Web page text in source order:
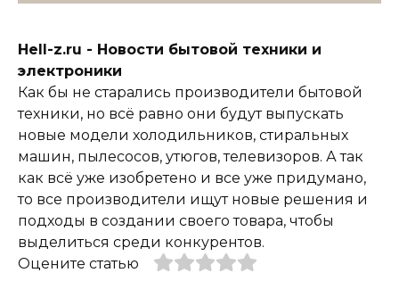
Hell-z.ru - Новости бытовой техники и
электроники
Как бы не старались производители бытовой
техники, но всё равно они будут выпускать
новые модели холодильников, стиральных
машин, пылесосов, утюгов, телевизоров. А так
как всё уже изобретено и все уже придумано,
то все производители ищут новые решения и
подходы в создании своего товара, чтобы
выделиться среди конкурентов.
Оцените статью